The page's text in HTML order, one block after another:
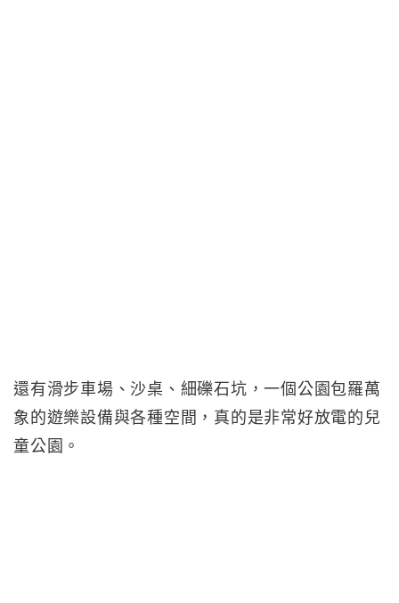
還有滑步車場、沙桌、細礫石坑，一個公園包羅萬
象的遊樂設備與各種空間，真的是非常好放電的兒
童公園。